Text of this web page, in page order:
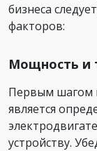
бизнеса
факторов:
Мощность и
Первым шагом
является
устройству.